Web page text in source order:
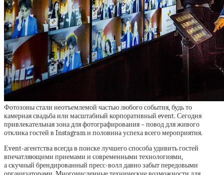
Фотозоны стали неотъемлемой частью любого события, будь то
камерная свадьба или масштабный корпоративный event. Сегодня
привлекательная зона для фотографирования – повод для живого
отклика гостей в Instagram и половина успеха всего мероприятия.
Еvent-агентства всегда в поиске лучшего способа удивить гостей
впечатляющими приемами и современными технологиями,
а скучный брендированный пресс-волл давно забыт передовыми